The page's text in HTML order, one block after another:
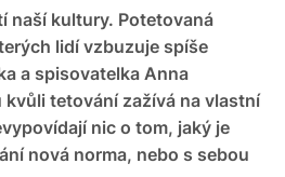
naší kultury. Potetovaná
lidí vzbuzuje spíše
a spisovatelka Anna
tetování zažívá na vlastní
nic o tom, jaký je
nová norma, nebo s sebou